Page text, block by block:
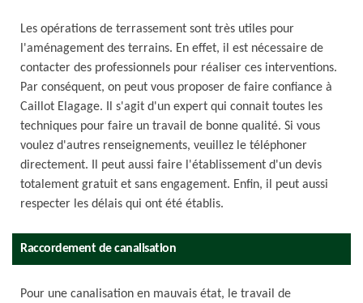
Les opérations de terrassement sont très utiles pour
l'aménagement des terrains. En effet, il est nécessaire de
contacter des professionnels pour réaliser ces interventions.
Par conséquent, on peut vous proposer de faire confiance à
Caillot Elagage. Il s'agit d'un expert qui connait toutes les
techniques pour faire un travail de bonne qualité. Si vous
voulez d'autres renseignements, veuillez le téléphoner
directement. Il peut aussi faire l'établissement d'un devis
totalement gratuit et sans engagement. Enfin, il peut aussi
respecter les délais qui ont été établis.
Raccordement de canalisation
Pour une canalisation en mauvais état, le travail de